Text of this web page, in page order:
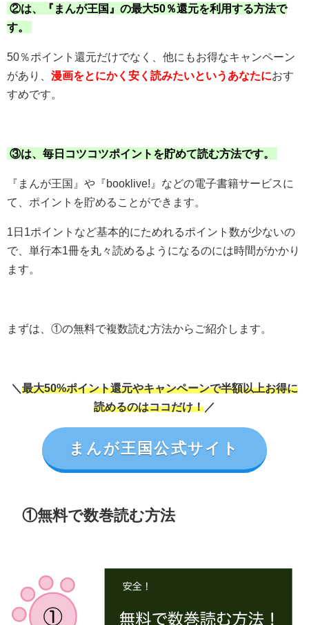
②は、『まんが王国』の最大50％還元を利用する方法で
す。
50％ポイント還元だけでなく、他にもお得なキャンペーン
があり、 漫画をとにかく安く読みたいというあなたにおす
すめです。
③は、毎日コツコツポイントを貯めて読む方法です。
『まんが王国』や『booklive!』などの電子書籍サービスに
て、ポイントを貯めることができます。
1日1ポイントなど基本的にためれるポイント数が少ないの
で、単行本1冊を丸々読めるようになるのには時間がかかり
ます。
まずは、①の無料で複数読む方法からご紹介します。
＼ 最大50%ポイント還元やキャンペーンで半額以上お得に
読めるのはココだけ！ ／
まんが王国公式サイト
①無料で数巻読む方法